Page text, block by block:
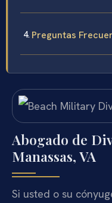
Preguntas
Abogado de
Manassas, VA
Si usted o su